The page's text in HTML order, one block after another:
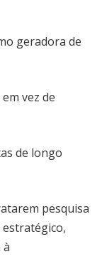
geradora de
vez de
de longo
pesquisa